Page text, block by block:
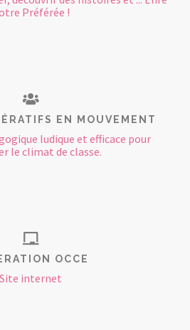
Préférée !
EN MOUVEMENT
ludique et efficace pour
le climat de classe.
OCCE
Site internet